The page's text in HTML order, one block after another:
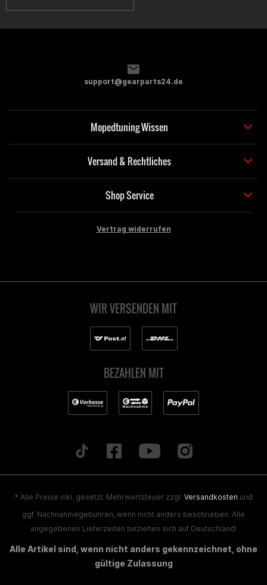
support@gearparts24.de
Mopedtuning Wissen
Versand & Rechtliches
Shop Service
Vertrag widerrufen
WIR VERSENDEN MIT
BEZAHLEN MIT
* Alle Preise inkl. gesetzl. Mehrwertsteuer zzgl. Versandkosten und
ggf. Nachnahmegebühren, wenn nicht anders beschrieben. Alle
angegebenen Lieferzeiten beziehen sich auf Deutschland!
Alle Artikel sind, wenn nicht anders gekennzeichnet, ohne
gültige Zulassung